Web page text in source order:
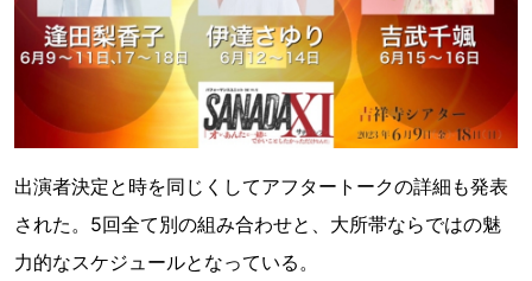
出演者決定と時を同じくしてアフタートークの詳細も発表
された。5回全て別の組み合わせと、大所帯ならではの魅
力的なスケジュールとなっている。